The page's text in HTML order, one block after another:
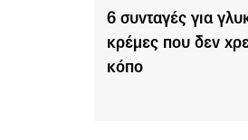
6 συνταγές για
κρέμες που δεν
κόπο